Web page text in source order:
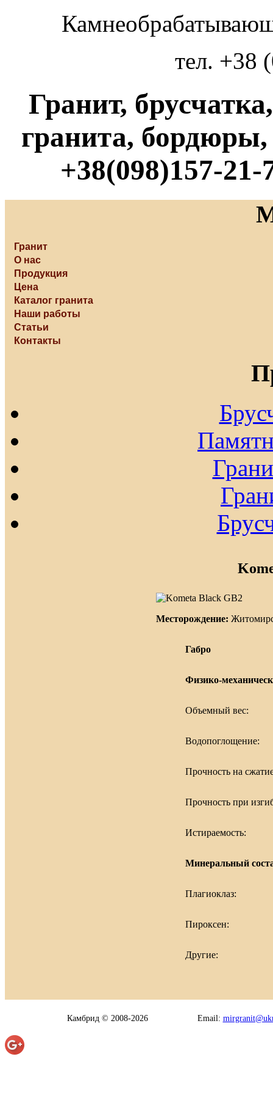
тел. +38
Гранит,
гранита,
+38(098)157-21-
Гранит
О нас
Продукция
Цена
Каталог гранита
Наши работы
Статьи
Контакты
Месторождение:
Габро
Физико-
Объемный вес:
Водопоглощение:
Прочность на
Прочность при
Истираемость:
Минеральный
Плагиоклаз:
Пироксен:
Другие:
Камбрид © 2008-2026 Email: